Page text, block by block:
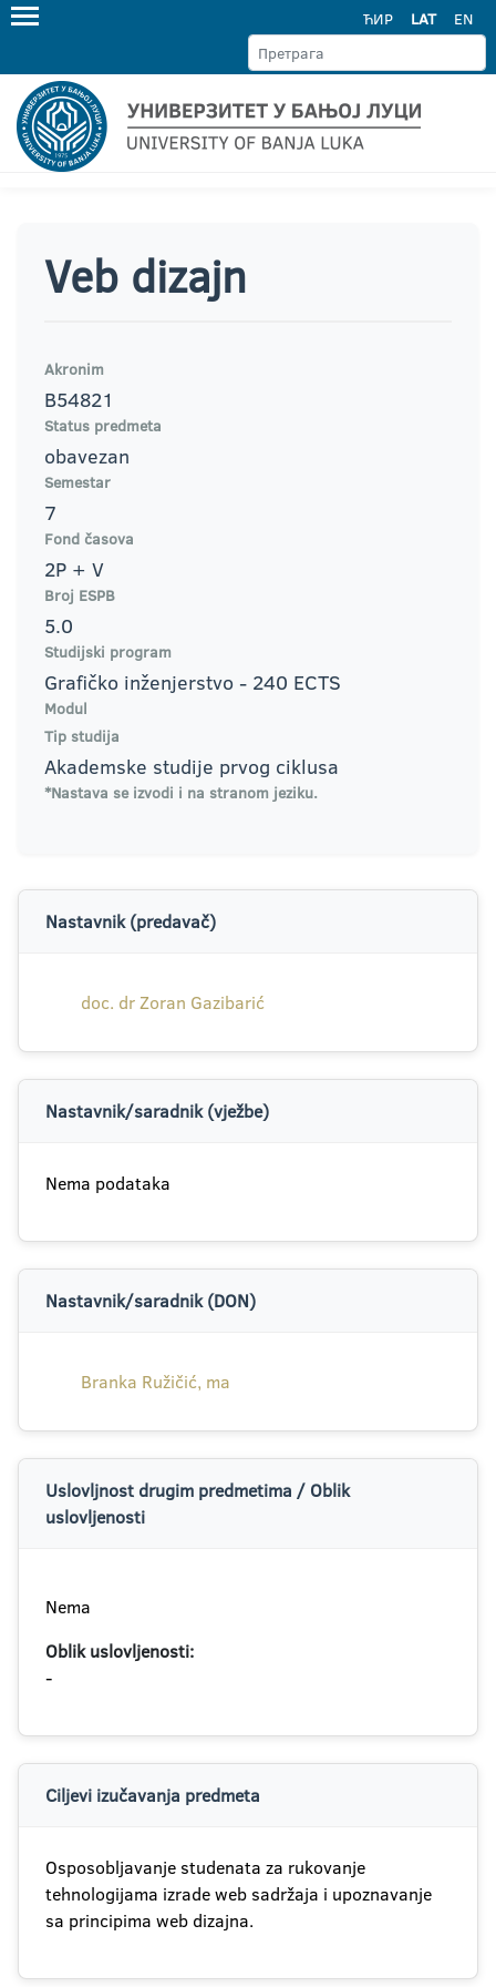
ЋИР LAT EN
Veb dizajn
Akronim
B54821
Status predmeta
obavezan
Semestar
7
Fond časova
2P + V
Broj ESPB
5.0
Studijski program
Grafičko inženjerstvo - 240 ECTS
Modul
Tip studija
Akademske studije prvog ciklusa
*Nastava se izvodi i na stranom jeziku.
Nastavnik (predavač)
doc. dr Zoran Gazibarić
Nastavnik/saradnik (vježbe)
Nema podataka
Nastavnik/saradnik (DON)
Branka Ružičić, ma
Uslovljnost drugim predmetima / Oblik
uslovljenosti
Nema
Oblik uslovljenosti:
-
Ciljevi izučavanja predmeta
Osposobljavanje studenata za rukovanje
tehnologijama izrade web sadržaja i upoznavanje
sa principima web dizajna.